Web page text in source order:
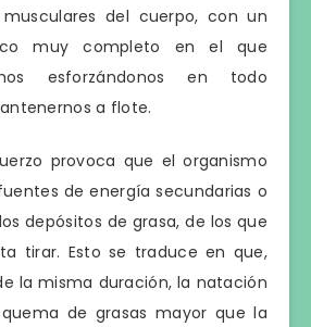
del cuerpo, con un
muy completo en el que
esforzándonos en todo
a flote.
provoca que el organismo
de energía secundarias o
depósitos de grasa, de los que
tirar. Esto se traduce en que,
la misma duración, la natación
de grasas mayor que la